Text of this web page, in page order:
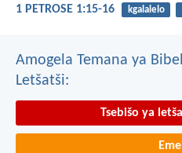
1 PETROSE 1:15-16 kgalalelo
Amogela Temana ya
Letšatši:
Tsebišo ya